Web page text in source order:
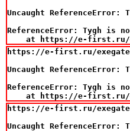
Uncaught ReferenceError:
ReferenceError: Tygh is
at https://e-
https://e-first.ru/exegate-
Uncaught ReferenceError:
ReferenceError: Tygh is
at https://e-
https://e-first.ru/exegate-
Uncaught ReferenceError: